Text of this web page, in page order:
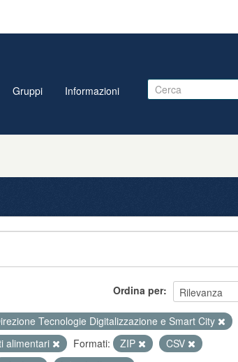
Gruppi Informazioni
Ordina per
Tecnologie Digitalizzazione e Smart City
alimentari
Formati: ZIP
CSV